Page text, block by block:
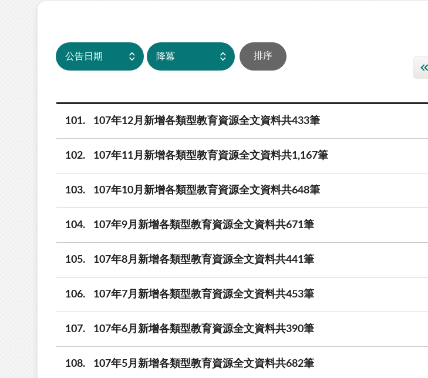
101 107年12月新增各類型教育資源全文資料共433筆
102 107年11月新增各類型教育資源全文資料共1,167筆
103 107年10月新增各類型教育資源全文資料共648筆
104 107年9月新增各類型教育資源全文資料共671筆
105 107年8月新增各類型教育資源全文資料共441筆
106 107年7月新增各類型教育資源全文資料共453筆
107 107年6月新增各類型教育資源全文資料共390筆
108 107年5月新增各類型教育資源全文資料共682筆